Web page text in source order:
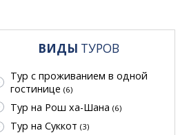
ВИДЫ ТУРОВ
Тур с проживанием в одной
гостинице (6)
Тур на Рош ха-Шана (6)
Тур на Суккот (3)